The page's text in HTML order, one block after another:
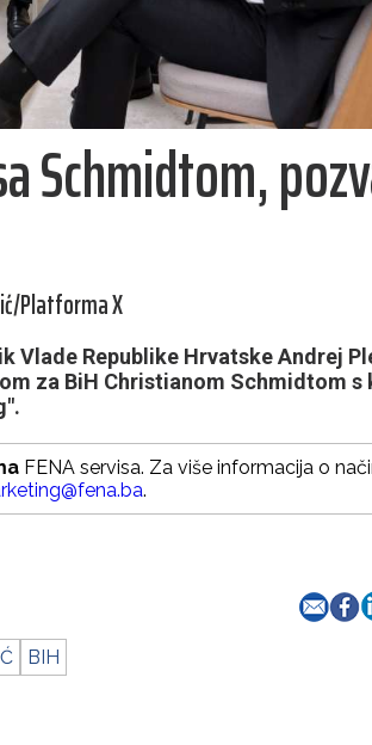
Schmidtom,
Platforma X
Vlade Republike Hrvatske Andrej
za BiH Christianom Schmidtom s
FENA servisa. Za više informacija o
.
BIH